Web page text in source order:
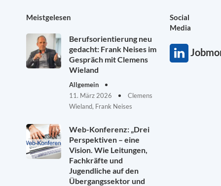
Meistgelesen
Berufsorientierung neu
gedacht: Frank Neises im
Gespräch mit Clemens
Wieland
Allgemein
11. März 2026
Clemens
Wieland, Frank Neises
Web-Konferenz: „Drei
Perspektiven – eine
Vision. Wie Leitungen,
Fachkräfte und
Jugendliche auf den
Übergangssektor und
Social
Media